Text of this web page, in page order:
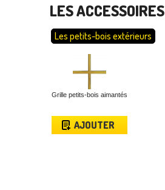
LES ACCESSOIRES
Les petits-bois extérieurs
Grille petits-bois aimantés
AJOUTER